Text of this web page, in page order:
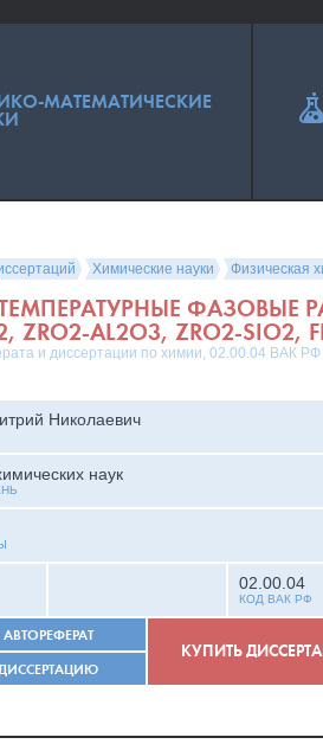
Химические науки Физическая
ФАЗОВЫЕ
ZRO2-AL2O3, ZRO2-SIO2,
и диссертации по химии, 02.00.04 ВАК РФ
Николаевич
наук
02.00.04
КОД ВАК РФ
АВТОРЕФЕРАТ
КУПИТЬ
МАТЕМАТИЧЕСКИЕ